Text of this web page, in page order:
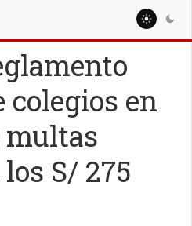
colegios en
multas
S/ 275